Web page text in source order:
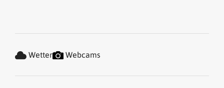
Wetter Webcams